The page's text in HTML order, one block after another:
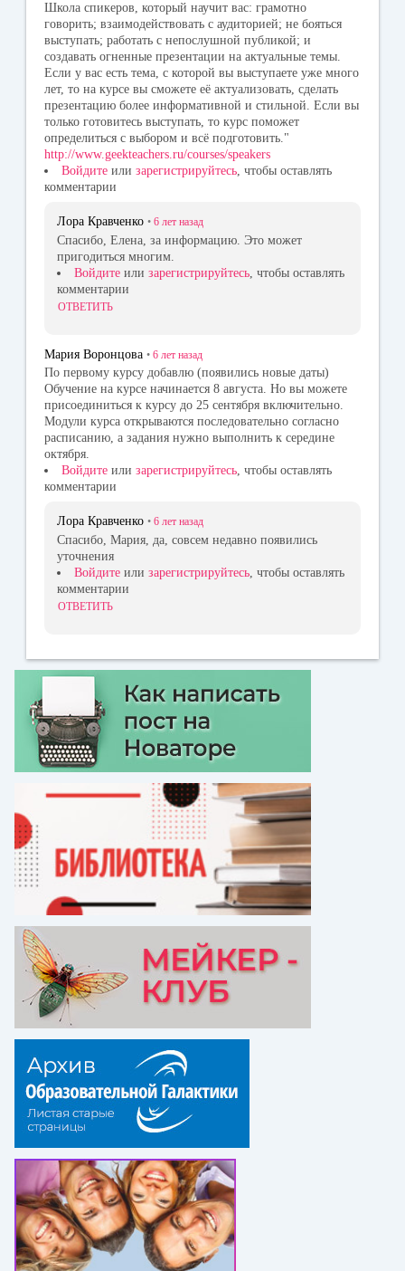
Школа спикеров, который научит вас: грамотно
говорить; взаимодействовать с аудиторией; не бояться
выступать; работать с непослушной публикой; и
создавать огненные презентации на актуальные темы.
Если у вас есть тема, с которой вы выступаете уже много
лет, то на курсе вы сможете её актуализовать, сделать
презентацию более информативной и стильной. Если вы
только готовитесь выступать, то курс поможет
определиться с выбором и всё подготовить."
http://www.geekteachers.ru/courses/speakers
Войдите или зарегистрируйтесь, чтобы оставлять
комментарии
Лора Кравченко • 6 лет назад
Спасибо, Елена, за информацию. Это может
пригодиться многим.
Войдите или зарегистрируйтесь , чтобы оставлять
комментарии
ОТВЕТИТЬ
Мария Воронцова • 6 лет назад
По первому курсу добавлю (появились новые даты)
Обучение на курсе начинается 8 августа. Но вы можете
присоединиться к курсу до 25 сентября включительно.
Модули курса открываются последовательно согласно
расписанию, а задания нужно выполнить к середине
октября.
Войдите или зарегистрируйтесь, чтобы оставлять
комментарии
Лора Кравченко • 6 лет назад
Спасибо, Мария, да, совсем недавно появились
уточнения
Войдите или зарегистрируйтесь , чтобы оставлять
комментарии
ОТВЕТИТЬ